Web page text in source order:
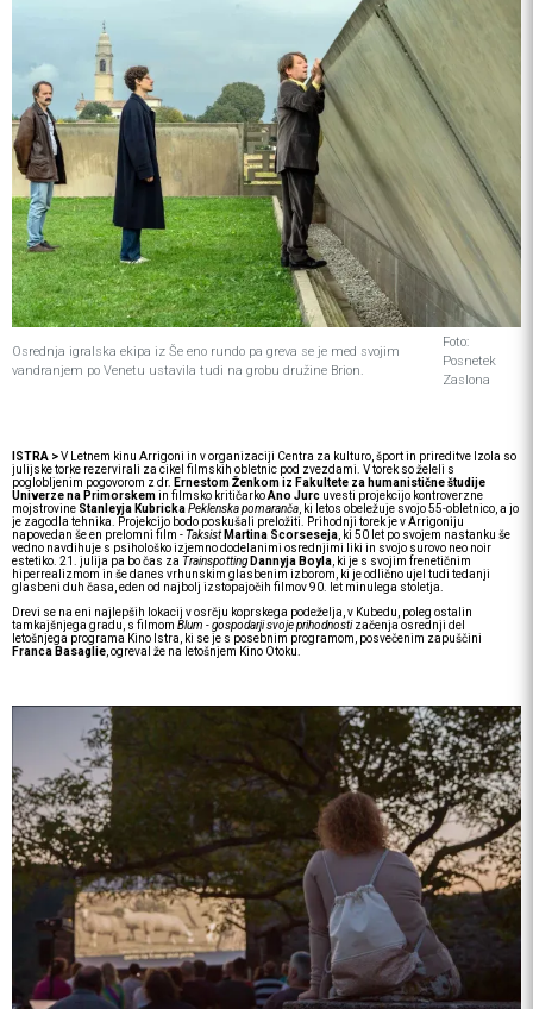
Osrednja igralska ekipa iz Še eno rundo pa greva se je med svojim
vandranjem po Venetu ustavila tudi na grobu družine Brion.
Foto:
Posnetek
Zaslona
ISTRA >V Letnem kinu Arrigoni in v organizaciji Centra za kulturo, šport in prireditve Izola so
julijske torke rezervirali za cikel filmskih obletnic pod zvezdami. V torek so želeli s
poglobljenim pogovorom z dr. Ernestom Ženkomiz Fakultete za humanistične študije
Univerze na Primorskemin filmsko kritičarkoAno Jurc uvesti projekcijo kontroverzne
mojstrovine Stanleyja KubrickaPeklenska pomaranča , ki letos obeležuje svojo 55-obletnico, a jo
je zagodla tehnika. Projekcijo bodo poskušali preložiti. Prihodnji torek je v Arrigoniju
napovedan še en prelomni film - Taksist Martina Scorseseja , ki 50 let po svojem nastanku še
vedno navdihuje s psihološko izjemno dodelanimi osrednjimi liki in svojo surovo neo noir
estetiko. 21. julija pa bo čas za Trainspotting Dannyja Boyla , ki je s svojim frenetičnim
hiperrealizmom in še danes vrhunskim glasbenim izborom, ki je odlično ujel tudi tedanji
glasbeni duh časa, eden od najbolj izstopajočih filmov 90. let minulega stoletja.
Drevi se na eni najlepših lokacij v osrčju koprskega podeželja, v Kubedu, poleg ostalin
tamkajšnjega gradu, s filmom Blum - gospodarji svoje prihodnostizačenja osrednji del
letošnjega programa Kino Istra, ki se je s posebnim programom, posvečenim zapuščini
Franca Basaglie , ogreval že na letošnjem Kino Otoku.